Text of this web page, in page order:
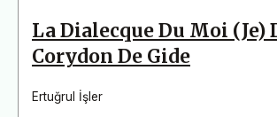
La Dialecque Du Moi (Je)
Corydon De Gide
Ertuğrul İşler